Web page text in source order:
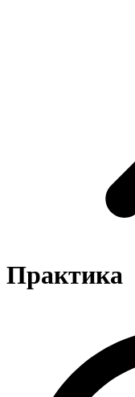
Практика